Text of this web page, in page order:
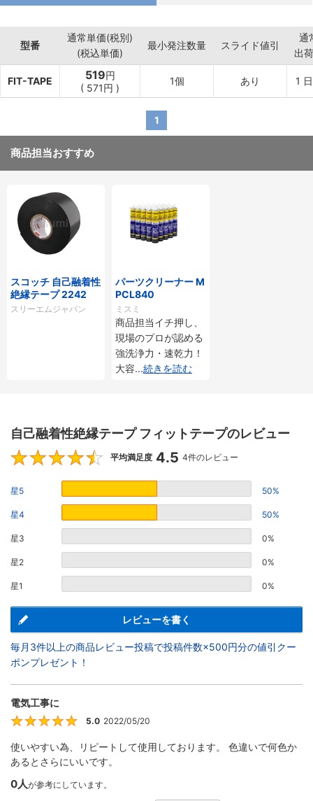
型番
通常単価(税別)
(税込単価)
最小発注数量 スライド値引
通
出
FIT-TAPE 519円
( 571円 )
1個 あり 1
1
商品担当おすすめ
スコッチ 自己融着性
絶縁テープ 2242
スリーエムジャパン
パーツクリーナー M
PCL840
ミスミ
商品担当イチ押し、
現場のプロが認める
強洗浄力・速乾力！
大容...続きを読む
自己融着性絶縁テープ フィットテープのレビュー
4.5
平均満足度 4.5 4件のレビュー
星5 50%
星4 50%
星3 0%
星2 0%
星1 0%
レビューを書く
毎月3件以上の商品レビュー投稿で投稿件数×500円分の値引クー
ポンプレゼント！
電気工事に
5
5.0 2022/05/20
使いやすい為、リピートして使用しております。 色違いで何色か
あるとさらにいいです。
0人が参考にしています。